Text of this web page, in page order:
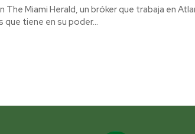
The Miami Herald, un bróker que trabaja en
que tiene en su poder...